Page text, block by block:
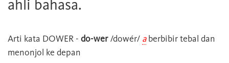
ahli bahasa.
Arti kata DOWER - do-wer/dowér/ aberbibir tebal dan
menonjol ke depan